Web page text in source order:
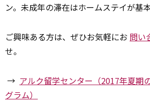
ン。未成年の滞在はホームステイが基本
ご興味ある方は、ぜひお気軽にお 問い
せ。
→ アルク留学センター（2017年夏期
グラム）